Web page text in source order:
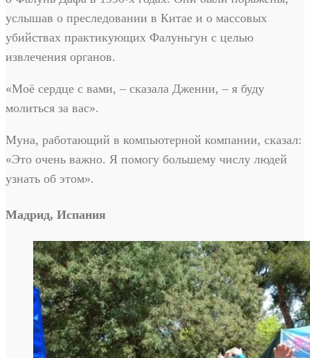
услышав о преследовании в Китае и о массовых
убийствах практикующих Фалуньгун с целью
извлечения органов.
«Моё сердце с вами, – сказала Дженни, – я буду
молиться за вас».
Муна, работающий в компьютерной компании, сказал:
«Это очень важно. Я помогу большему числу людей
узнать об этом».
Мадрид, Испания